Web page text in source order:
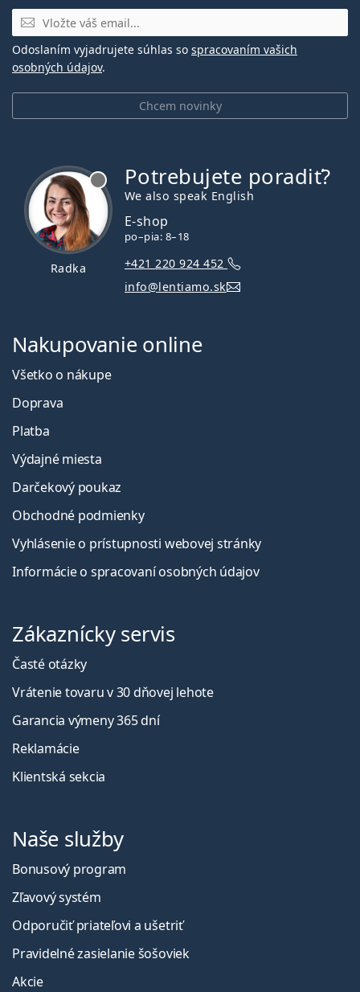
E-mail
Chcem novinky
Odoslaním vyjadrujete súhlas so spracovaním vašich
osobných údajov.
Radka
Potrebujete poradiť?
We also speak English
E-shop
po–pia: 8–18
+421 220 924 452
info@lentiamo.sk
Nakupovanie online
Všetko o nákupe
Doprava
Platba
Výdajné miesta
Darčekový poukaz
Obchodné podmienky
Vyhlásenie o prístupnosti webovej stránky
Informácie o spracovaní osobných údajov
Zákaznícky servis
Časté otázky
Vrátenie tovaru v 30 dňovej lehote
Garancia výmeny 365 dní
Reklamácie
Klientská sekcia
Naše služby
Bonusový program
Zľavový systém
Odporučiť priateľovi a ušetriť
Pravidelné zasielanie šošoviek
Akcie